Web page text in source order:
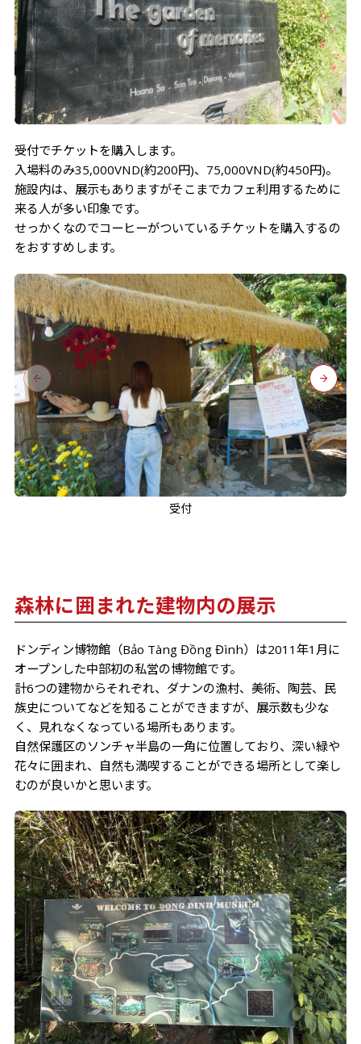
受付でチケットを購入します。
入場料のみ35,000VND(約200円)、75,000VND(約450円)。
施設内は、展示もありますがそこまでカフェ利用するために
来る人が多い印象です。
せっかくなのでコーヒーがついているチケットを購入するの
をおすすめします。
受付
森林に囲まれた建物内の展示
ドンディン博物館（Bảo Tàng Đồng Đình）は2011年1月に
オープンした中部初の私営の博物館です。
計6つの建物からそれぞれ、ダナンの漁村、美術、陶芸、民
族史についてなどを知ることができますが、展示数も少な
く、見れなくなっている場所もあります。
自然保護区のソンチャ半島の一角に位置しており、深い緑や
花々に囲まれ、自然も満喫することができる場所として楽し
むのが良いかと思います。